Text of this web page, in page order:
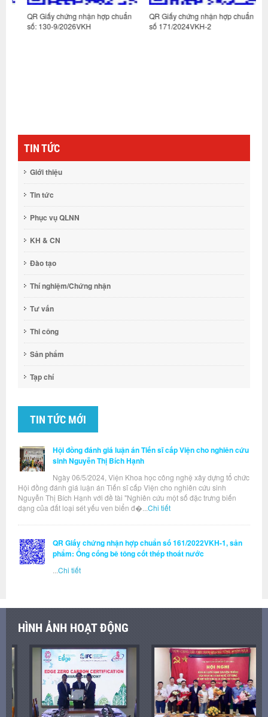
QR Giấy chứng nhận hợp chuẩn
số: 130-9/2026VKH
QR Giấy chứng nhận hợp chuẩn
số 171/2024VKH-2
TIN TỨC
Giới thiệu
Tin tức
Phục vụ QLNN
KH & CN
Đào tạo
Thí nghiệm/Chứng nhận
Tư vấn
Thi công
Sản phẩm
Tạp chí
TIN TỨC MỚI
Hội đồng đánh giá luận án Tiến sĩ cấp Viện cho nghiên cứu
sinh Nguyễn Thị Bích Hạnh
Ngày 06/5/2024, Viện Khoa học công nghệ xây dựng tổ chức
Hội đồng đánh giá luận án Tiến sĩ cấp Viện cho nghiên cứu sinh
Nguyễn Thị Bích Hạnh với đề tài "Nghiên cứu một số đặc trưng biến
dạng của đất loại sét yếu ven biển đ�... Chi tiết
QR Giấy chứng nhận hợp chuẩn số 161/2022VKH-1, sản
phẩm: Ống cống bê tông cốt thép thoát nước
Chi tiết
HÌNH ẢNH HOẠT ĐỘNG